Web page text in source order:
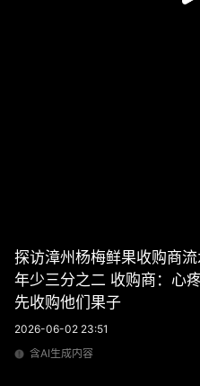
探访漳州杨梅鲜果收购商
年少三分之二 收购商：心
先收购他们果子
2026-06-02 23:51
含AI生成内容